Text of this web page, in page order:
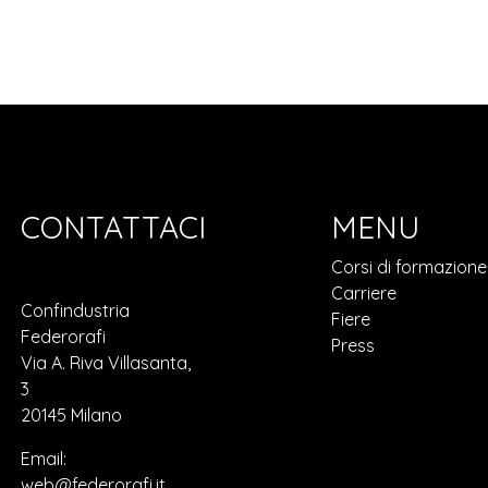
CONTATTACI
Confindustria
Federorafi
Via A. Riva Villasanta,
3
20145 Milano
Email:
MENU
Corsi di formazione
Carriere
Fiere
Press